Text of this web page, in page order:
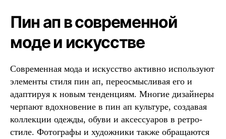
Пин ап в современной
моде и искусстве
Современная мода и искусство активно используют
элементы стиля пин ап, переосмысливая его и
адаптируя к новым тенденциям. Многие дизайнеры
черпают вдохновение в пин ап культуре, создавая
коллекции одежды, обуви и аксессуаров в ретро-
стиле. Фотографы и художники также обращаются